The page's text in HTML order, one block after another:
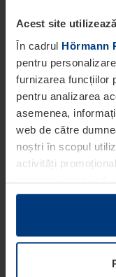
Acest site
În cadrul Hörmann
pentru
furnizarea funcțiilor
pentru analizarea
asemenea,
web de către
noștri în scopul
activități
partenerii noștri să
date pe care
acestora ori care
Din punct de
dispozitivul